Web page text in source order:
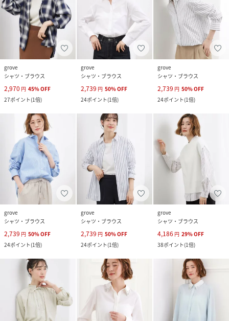
grove
シャツ・ブラウス
2,970 円 45%OFF
27ポイント(1倍)
grove
シャツ・ブラウス
2,739 円 50%OFF
24ポイント(1倍)
grove
シャツ・ブラウス
2,739 円 50%OFF
24ポイント(1倍)
grove
シャツ・ブラウス
2,739 円 50%OFF
24ポイント(1倍)
grove
シャツ・ブラウス
2,739 円 50%OFF
24ポイント(1倍)
grove
シャツ・ブラウス
4,186 円 29%OFF
38ポイント(1倍)